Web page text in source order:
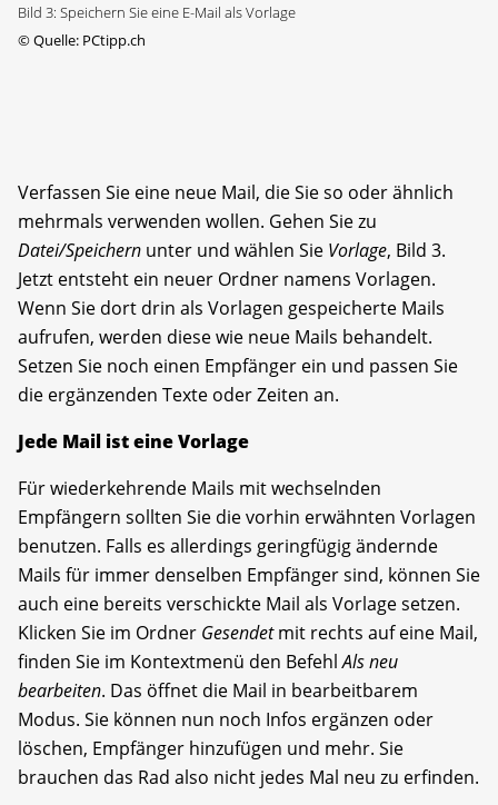
Bild 3: Speichern Sie eine E-Mail als Vorlage
©Quelle: PCtipp.ch
Verfassen Sie eine neue Mail, die Sie so oder ähnlich
mehrmals verwenden wollen. Gehen Sie zu
Datei/Speichern unter und wählen Sie Vorlage, Bild 3.
Jetzt entsteht ein neuer Ordner namens Vorlagen.
Wenn Sie dort drin als Vorlagen gespeicherte Mails
aufrufen, werden diese wie neue Mails behandelt.
Setzen Sie noch einen Empfänger ein und passen Sie
die ergänzenden Texte oder Zeiten an.
Jede Mail ist eine Vorlage
Für wiederkehrende Mails mit wechselnden
Empfängern sollten Sie die vorhin erwähnten Vorlagen
benutzen. Falls es allerdings geringfügig ändernde
Mails für immer denselben Empfänger sind, können Sie
auch eine bereits verschickte Mail als Vorlage setzen.
Klicken Sie im Ordner Gesendetmit rechts auf eine Mail,
finden Sie im Kontextmenü den BefehlAls neu
bearbeiten. Das öffnet die Mail in bearbeitbarem
Modus. Sie können nun noch Infos ergänzen oder
löschen, Empfänger hinzufügen und mehr. Sie
brauchen das Rad also nicht jedes Mal neu zu erfinden.